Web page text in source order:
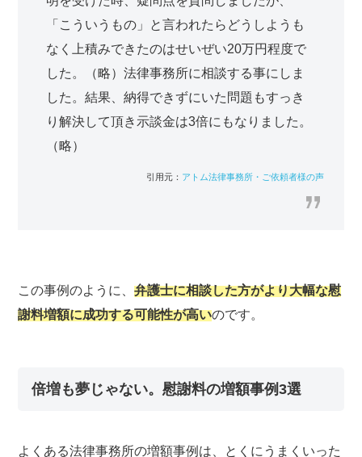
「こういうもの」と言われたらどうしようも
なく上積みできたのはせいぜい20万円程度で
した。（略）法律事務所に相談する事にしま
した。結果、納得できずにいた問題もすっき
り解決して頂き示談金は3倍にもなりました。
（略）
アトム法律事務所・ご依頼者様の声
この事例のように、弁護士に相談した方がより大幅な慰
謝料増額に成功する可能性が高いのです。
倍増も夢じゃない。慰謝料の増額事例3選
よくある法律事務所の増額事例は、とくにうまくいった